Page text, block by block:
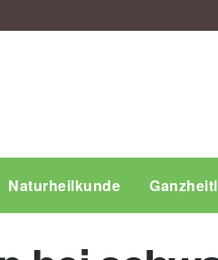
Naturheilkunde